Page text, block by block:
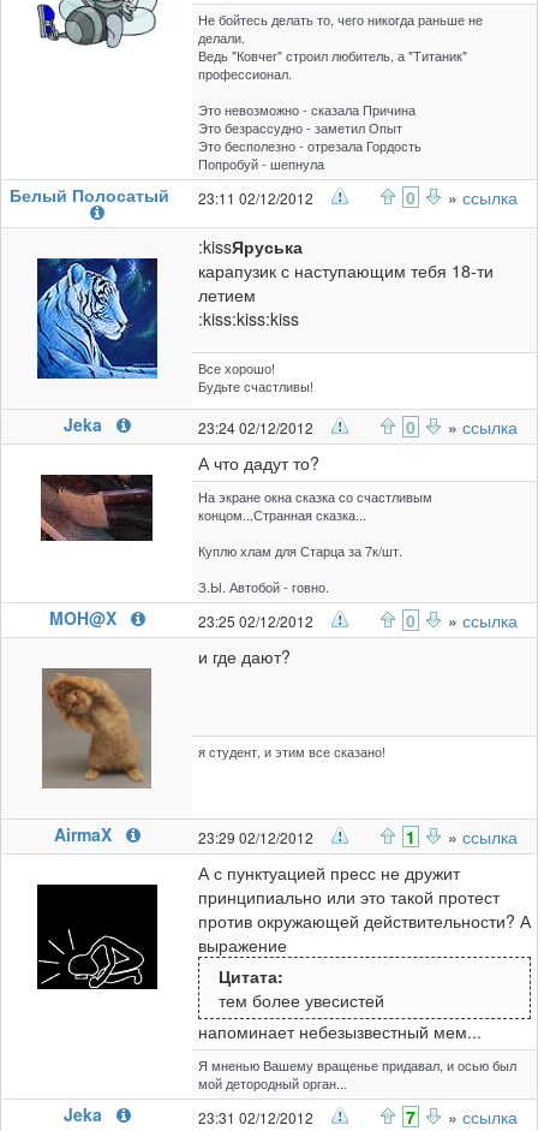
Не бойтесь делать то, чего никогда раньше не
делали.
Ведь "Ковчег" строил любитель, а "Титаник"
профессионал.
Это невозможно - сказала Причина
Это безрассудно - заметил Опыт
Это бесполезно - отрезала Гордость
Попробуй - шепнула
Белый Полосатый 23:11 02/12/2012 0 » ссылка
:kissЯруська
карапузик с наступающим тебя 18-ти
летием
:kiss:kiss:kiss
Все хорошо!
Будьте счастливы!
Jeka 23:24 02/12/2012 0 » ссылка
А что дадут то?
На экране окна сказка со счастливым
концом...Странная сказка...
Куплю хлам для Старца за 7к/шт.
З.Ы. Автобой - говно.
MOH@X 23:25 02/12/2012 0 » ссылка
и где дают?
я студент, и этим все сказано!
AirmaX 23:29 02/12/2012 1 » ссылка
А с пунктуацией пресс не дружит
принципиально или это такой протест
против окружающей действительности? А
выражение
Цитата:
тем более увесистей
напоминает небезызвестный мем...
Я мненью Вашему вращенье придавал, и осью был
мой детородный орган...
Jeka 23:31 02/12/2012 7 » ссылка